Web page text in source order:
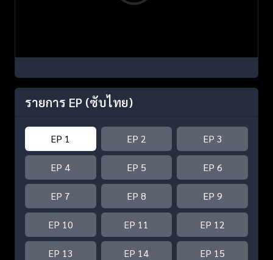
รายการ EP (ซับไทย)
EP 1 EP 2 EP 3
EP 4 EP 5 EP 6
EP 7 EP 8 EP 9
EP 10 EP 11 EP 12
EP 13 EP 14 EP 15